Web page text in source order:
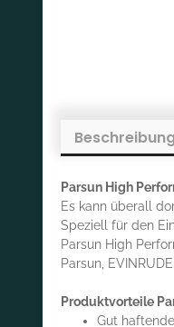
Parsun High
Es kann überall
Speziell für den
Parsun High
Parsun,
Produktvorteile
Gut